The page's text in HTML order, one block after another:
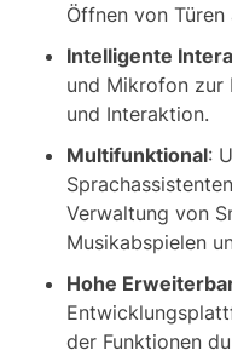
Öffnen von Türen
Intelligente
und Mikrofon zur
und Interaktion.
Multifunktional:
Verwaltung von
Musikabspielen
Hohe
der Funktionen